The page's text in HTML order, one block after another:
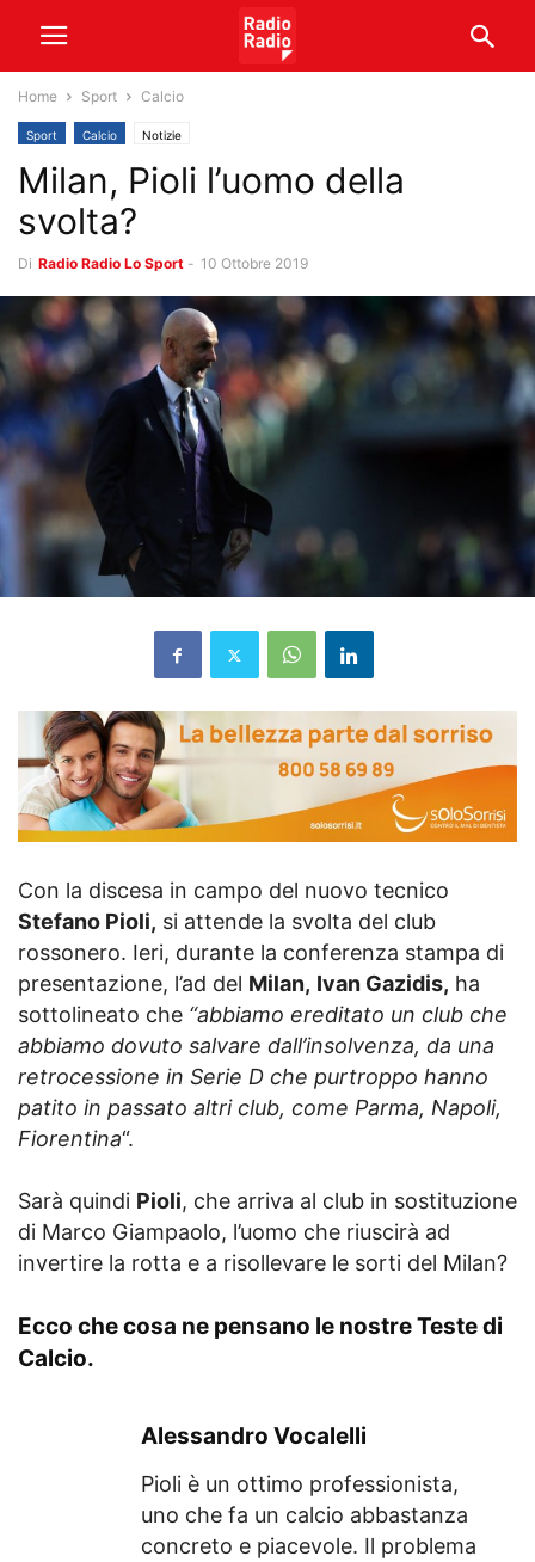
Home Sport Calcio
Sport Calcio Notizie
Milan, Pioli l’uomo della
svolta?
Di Radio Radio Lo Sport - 10 Ottobre 2019
Con la discesa in campo del nuovo tecnico
Stefano Pioli, si attende la svolta del club
rossonero. Ieri, durante la conferenza stampa di
presentazione, l’ad del Milan, Ivan Gazidis, ha
sottolineato che “abbiamo ereditato un club che
abbiamo dovuto salvare dall’insolvenza, da una
retrocessione in Serie D che purtroppo hanno
patito in passato altri club, come Parma, Napoli,
Fiorentina“.
Sarà quindi Pioli, che arriva al club in sostituzione
di Marco Giampaolo, l’uomo che riuscirà ad
invertire la rotta e a risollevare le sorti del Milan?
Ecco che cosa ne pensano le nostre Teste di
Calcio.
Alessandro Vocalelli
Pioli è un ottimo professionista,
uno che fa un calcio abbastanza
concreto e piacevole. Il problema